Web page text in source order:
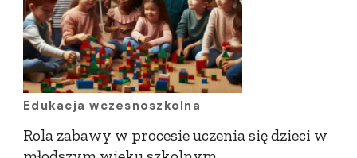
Edukacja wczesnoszkolna
Rola zabawy w procesie uczenia się dzieci w